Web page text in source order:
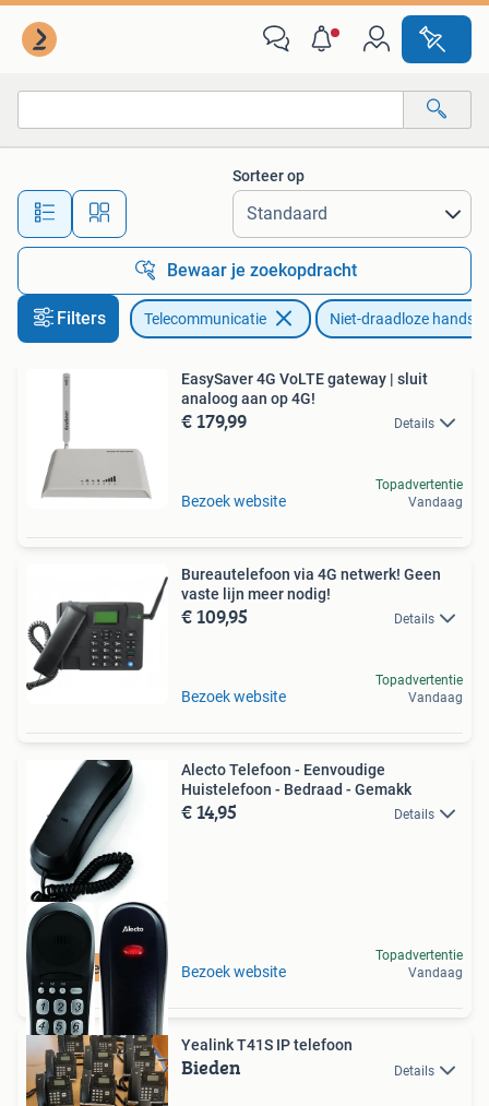
Alle afstanden…
Sorteer op
Bewaar je zoekopdracht
Filters Telecommunicatie Niet-draadloze
EasySaver 4G VoLTE gateway | sluit
analoog aan op 4G!
€ 179,99 Details
Bezoek website
Topadvertentie
Vandaag
Bureautelefoon via 4G netwerk! Geen
vaste lijn meer nodig!
€ 109,95 Details
Bezoek website
Topadvertentie
Vandaag
Alecto Telefoon - Eenvoudige
Huistelefoon - Bedraad - Gemakk
€ 14,95 Details
Bezoek website
Topadvertentie
Vandaag
Yealink T41S IP telefoon
Bieden Details